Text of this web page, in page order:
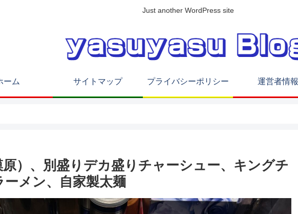
Just another WordPress site
ーム サイトマップ プライバシーポリシー 運営者情報
）、別盛りデカ盛りチャーシュー、キングチ
メン、自家製太麺